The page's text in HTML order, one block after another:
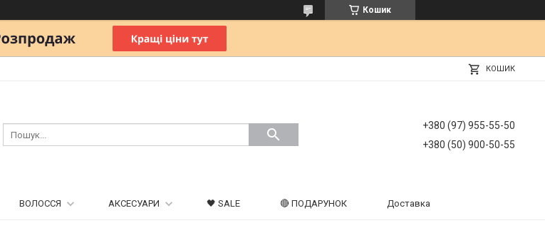
Кошик
КОШИК
+380 (97) 955-55-50
+380 (50) 900-50-55
ВОЛОССЯ АКСЕСУАРИ 🖤 SALE 🔴 ПОДАРУНОК Доставка